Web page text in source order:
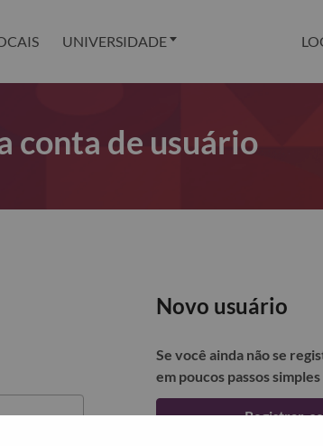
UNIVERSIDADE
conta de usuário
Novo usuário
Se você ainda não se
em poucos passos simples
Registrar-